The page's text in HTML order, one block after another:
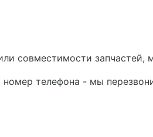
совместимости запчастей,
телефона - мы